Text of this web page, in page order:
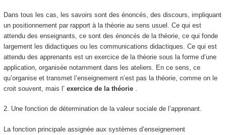
Dans tous les cas, les savoirs sont des énoncés, des discours, impliquant
un positionnement par rapport à la théorie au sens usuel. Ce qui est
attendu des enseignants, ce sont des énoncés de la théorie, ce qui fonde
largement les didactiques ou les communications didactiques. Ce qui est
attendu des apprenants est un exercice de la théorie sous la forme d’une
application, organisée notamment dans les ateliers
En ce sens, ce
qu’organise et transmet l’enseignement n’est pas la théorie, comme on le
croit souvent, mais l’ exercice de la théorie
2. Une fonction de détermination de la valeur sociale de l’apprenant.
La fonction principale assignée aux systèmes d’enseignement